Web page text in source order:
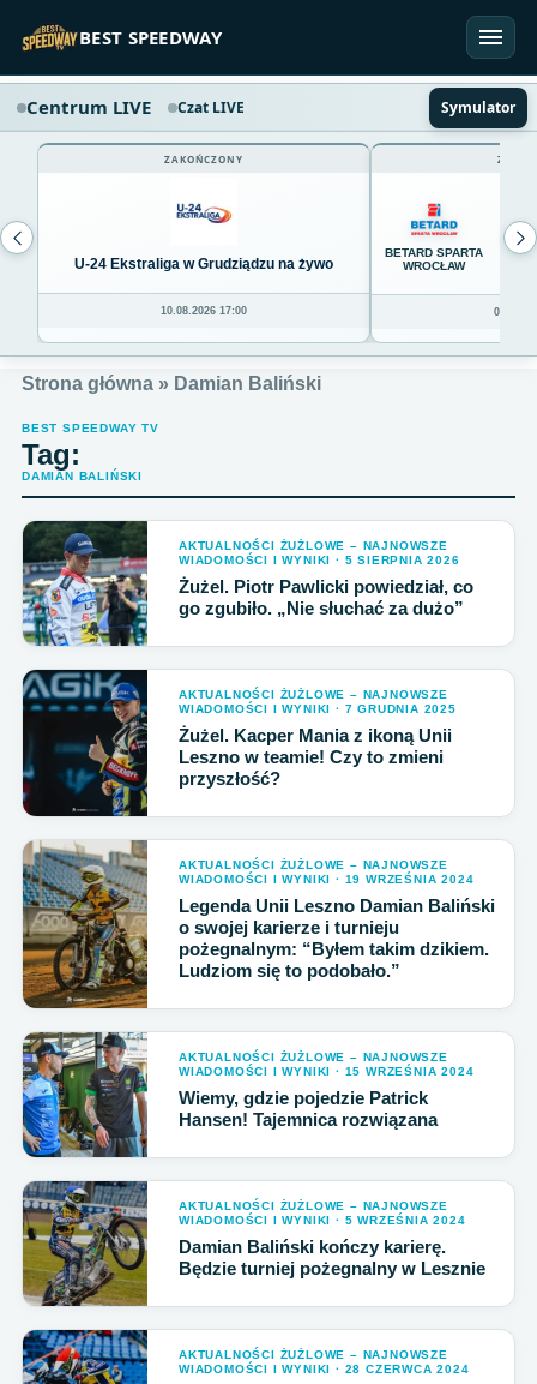
BEST SPEEDWAY
Centrum LIVE Czat LIVE Symulator
ZAKOŃCZONY
U-24 Ekstraliga w Grudziądzu na żywo
10.08.2026 17:00
BETARD SPARTA
WROCŁAW
59
Strona główna » Damian Baliński
BEST SPEEDWAY TV
Tag:
DAMIAN BALIŃSKI
AKTUALNOŚCI ŻUŻLOWE – NAJNOWSZE
WIADOMOŚCI I WYNIKI · 5 SIERPNIA 2026
Żużel. Piotr Pawlicki powiedział, co
go zgubiło. „Nie słuchać za dużo”
AKTUALNOŚCI ŻUŻLOWE – NAJNOWSZE
WIADOMOŚCI I WYNIKI · 7 GRUDNIA 2025
Żużel. Kacper Mania z ikoną Unii
Leszno w teamie! Czy to zmieni
przyszłość?
AKTUALNOŚCI ŻUŻLOWE – NAJNOWSZE
WIADOMOŚCI I WYNIKI · 19 WRZEŚNIA 2024
Legenda Unii Leszno Damian Baliński
o swojej karierze i turnieju
pożegnalnym: “Byłem takim dzikiem.
Ludziom się to podobało.”
AKTUALNOŚCI ŻUŻLOWE – NAJNOWSZE
WIADOMOŚCI I WYNIKI · 15 WRZEŚNIA 2024
Wiemy, gdzie pojedzie Patrick
Hansen! Tajemnica rozwiązana
AKTUALNOŚCI ŻUŻLOWE – NAJNOWSZE
WIADOMOŚCI I WYNIKI · 5 WRZEŚNIA 2024
Damian Baliński kończy karierę.
Będzie turniej pożegnalny w Lesznie
AKTUALNOŚCI ŻUŻLOWE – NAJNOWSZE
WIADOMOŚCI I WYNIKI · 28 CZERWCA 2024